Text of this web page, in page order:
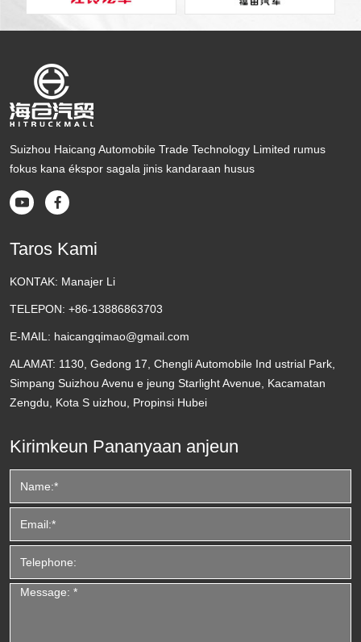
Suizhou Haicang Automobile Trade Technology Limited rumus
fokus kana ékspor sagala jinis kandaraan husus
 
Taros Kami
KONTAK: Manajer Li
TELEPON: +86-13886863703
E-MAIL: haicangqimao@gmail.com
ALAMAT: 1130, Gedong 17, Chengli Automobile Ind ustrial Park,
Simpang Suizhou Avenu e jeung Starlight Avenue, Kacamatan
Zengdu, Kota S uizhou, Propinsi Hubei
Kirimkeun Pananyaan anjeun